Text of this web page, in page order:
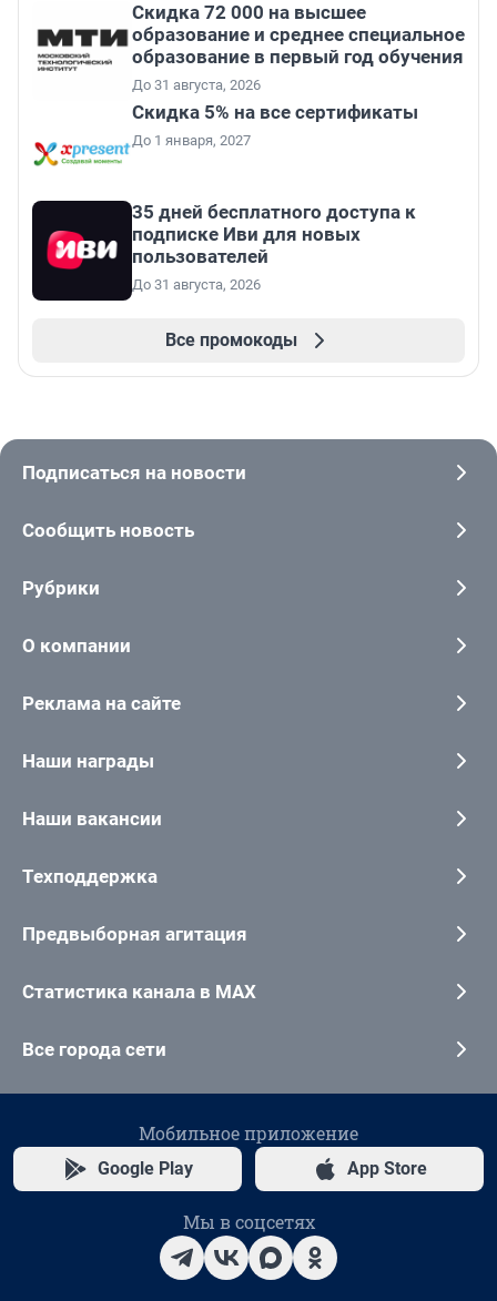
Скидка 72 000 на высшее
образование и среднее специальное
образование в первый год обучения
До 31 августа, 2026
Скидка 5% на все сертификаты
До 1 января, 2027
35 дней бесплатного доступа к
подписке Иви для новых
пользователей
До 31 августа, 2026
Все промокоды
Подписаться на новости
Сообщить новость
Рубрики
О компании
Реклама на сайте
Наши награды
Наши вакансии
Техподдержка
Предвыборная агитация
Статистика канала в MAX
Все города сети
Мобильное приложение
Google Play App Store
Мы в соцсетях